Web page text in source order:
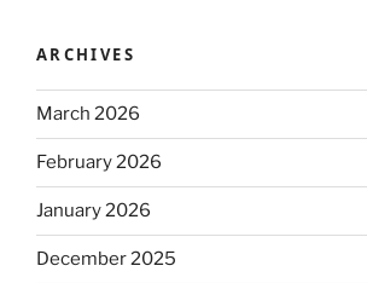
ARCHIVES
March 2026
February 2026
January 2026
December 2025